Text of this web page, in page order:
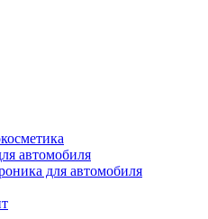
автомобиля
для автомобиля